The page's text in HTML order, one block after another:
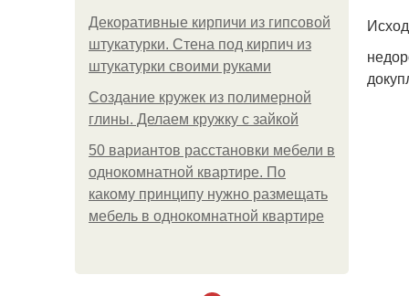
Декоративные кирпичи из гипсовой
штукатурки. Стена под кирпич из
штукатурки своими руками
Создание кружек из полимерной
глины. Делаем кружку с зайкой
50 вариантов расстановки мебели в
однокомнатной квартире. По
какому принципу нужно размещать
мебель в однокомнатной квартире